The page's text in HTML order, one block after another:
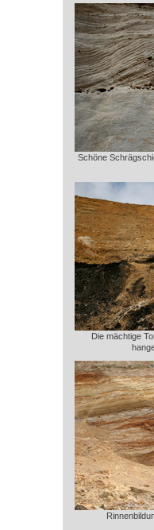
Schöne
Die mächtige